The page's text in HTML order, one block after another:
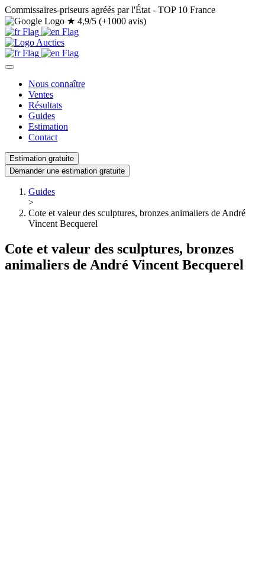
Commissaires-priseurs agréés par l'État - TOP 10 France
★ 4,9/5 (+1000 avis)
Nous connaître
Ventes
Résultats
Guides
Estimation
Contact
Estimation gratuite
Demander une estimation gratuite
Guides
>
Cote et valeur des sculptures, bronzes animaliers de André
Vincent Becquerel
Cote et valeur des sculptures, bronzes
animaliers de André Vincent Becquerel